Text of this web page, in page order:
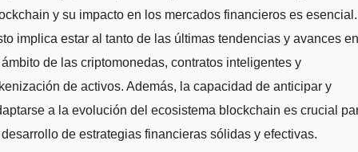
y su impacto en los mercados financieros es esencial.
implica estar al tanto de las últimas tendencias y avances en
de las criptomonedas, contratos inteligentes y
de activos. Además, la capacidad de anticipar y
a la evolución del ecosistema blockchain es crucial
de estrategias financieras sólidas y efectivas.